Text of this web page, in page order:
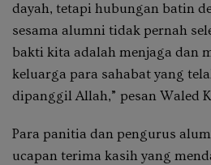
dayah, tetapi hubungan batin
sesama alumni tidak pernah
bakti kita adalah menjaga dan
keluarga para sahabat yang
dipanggil Allah,” pesan Waled
Para panitia dan pengurus
ucapan terima kasih yang